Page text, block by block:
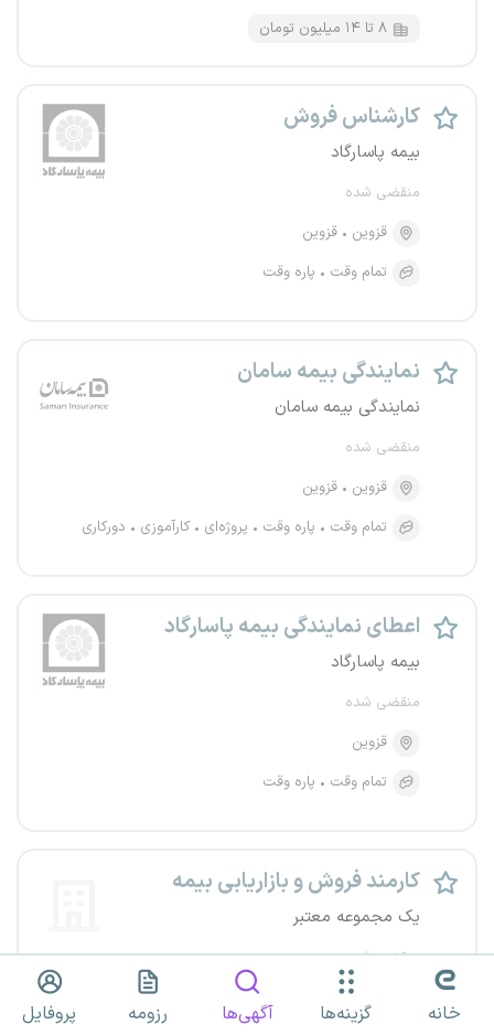
۸ تا ۱۴ میلیون تومان
کارشناس فروش
بیمه پاسارگاد
منقضی شده
قزوین
قزوین
تمام وقت
پاره وقت
نمایندگی بیمه سامان
نمایندگی بیمه سامان
منقضی شده
قزوین
قزوین
تمام وقت
پاره وقت پروژه‌ای کارآموزی دورکاری
اعطای نمایندگی بیمه پاسارگاد
بیمه پاسارگاد
منقضی شده
قزوین
تمام وقت
پاره وقت
کارمند فروش و بازاریابی بیمه
یک مجموعه معتبر
منقضی شده
قزوین
خانه گزینه‌ها آگهی‌ها رزومه پروفایل